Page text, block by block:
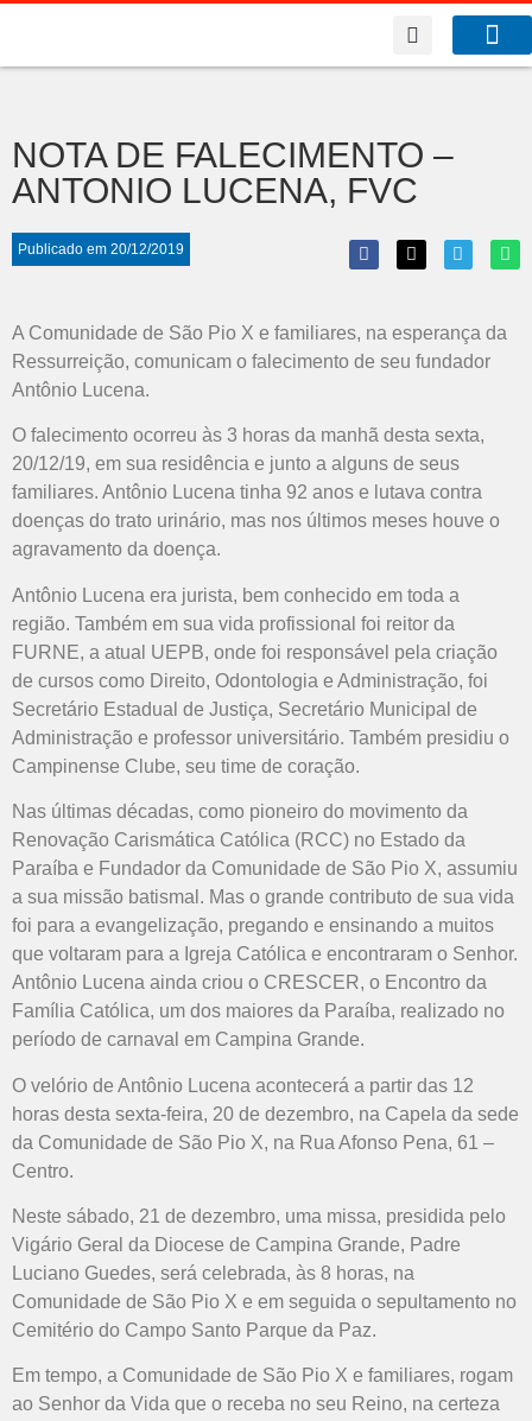
NOTA DE FALECIMENTO –
ANTONIO LUCENA, FVC
Publicado em 20/12/2019
A Comunidade de São Pio X e familiares, na esperança da
Ressurreição, comunicam o falecimento de seu fundador
Antônio Lucena.
O falecimento ocorreu às 3 horas da manhã desta sexta,
20/12/19, em sua residência e junto a alguns de seus
familiares. Antônio Lucena tinha 92 anos e lutava contra
doenças do trato urinário, mas nos últimos meses houve o
agravamento da doença.
Antônio Lucena era jurista, bem conhecido em toda a
região. Também em sua vida profissional foi reitor da
FURNE, a atual UEPB, onde foi responsável pela criação
de cursos como Direito, Odontologia e Administração, foi
Secretário Estadual de Justiça, Secretário Municipal de
Administração e professor universitário. Também presidiu o
Campinense Clube, seu time de coração.
Nas últimas décadas, como pioneiro do movimento da
Renovação Carismática Católica (RCC) no Estado da
Paraíba e Fundador da Comunidade de São Pio X, assumiu
a sua missão batismal. Mas o grande contributo de sua vida
foi para a evangelização, pregando e ensinando a muitos
que voltaram para a Igreja Católica e encontraram o Senhor.
Antônio Lucena ainda criou o CRESCER, o Encontro da
Família Católica, um dos maiores da Paraíba, realizado no
período de carnaval em Campina Grande.
O velório de Antônio Lucena acontecerá a partir das 12
horas desta sexta-feira, 20 de dezembro, na Capela da sede
da Comunidade de São Pio X, na Rua Afonso Pena, 61 –
Centro.
Neste sábado, 21 de dezembro, uma missa, presidida pelo
Vigário Geral da Diocese de Campina Grande, Padre
Luciano Guedes, será celebrada, às 8 horas, na
Comunidade de São Pio X e em seguida o sepultamento no
Cemitério do Campo Santo Parque da Paz.
Em tempo, a Comunidade de São Pio X e familiares, rogam
ao Senhor da Vida que o receba no seu Reino, na certeza